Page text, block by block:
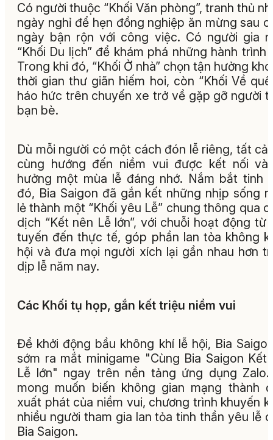
Có người thuộc “Khối Văn phòng”, tranh thủ
ngày nghỉ để hẹn đồng nghiệp ăn mừng sau
ngày bận rộn với công việc. Có người gia
“Khối Du lịch” để khám phá những hành trình
Trong khi đó, “Khối Ở nhà” chọn tận hưởng
thời gian thư giãn hiếm hoi, còn “Khối Về
háo hức trên chuyến xe trở về gặp gỡ người
bạn bè.
Dù mỗi người có một cách đón lễ riêng, tất cả
cùng hướng đến niềm vui được kết nối và
hưởng một mùa lễ đáng nhớ. Nắm bắt tinh
đó, Bia Saigon đã gắn kết những nhịp sống
lẻ thành một “Khối yêu Lễ” chung thông qua
dịch “Kết nên Lễ lớn”, với chuỗi hoạt động từ
tuyến đến thực tế, góp phần lan tỏa không
hội và đưa mọi người xích lại gần nhau hơn
dịp lễ năm nay.
Các Khối tụ họp, gắn kết triệu niềm vui
Để khởi động bầu không khí lễ hội, Bia
sớm ra mắt minigame "Cùng Bia Saigon Kết
Lễ lớn" ngay trên nền tảng ứng dụng Zalo.
mong muốn biến không gian mạng thành
xuất phát của niềm vui, chương trình khuyến
nhiều người tham gia lan tỏa tinh thần yêu lễ
Bia Saigon.